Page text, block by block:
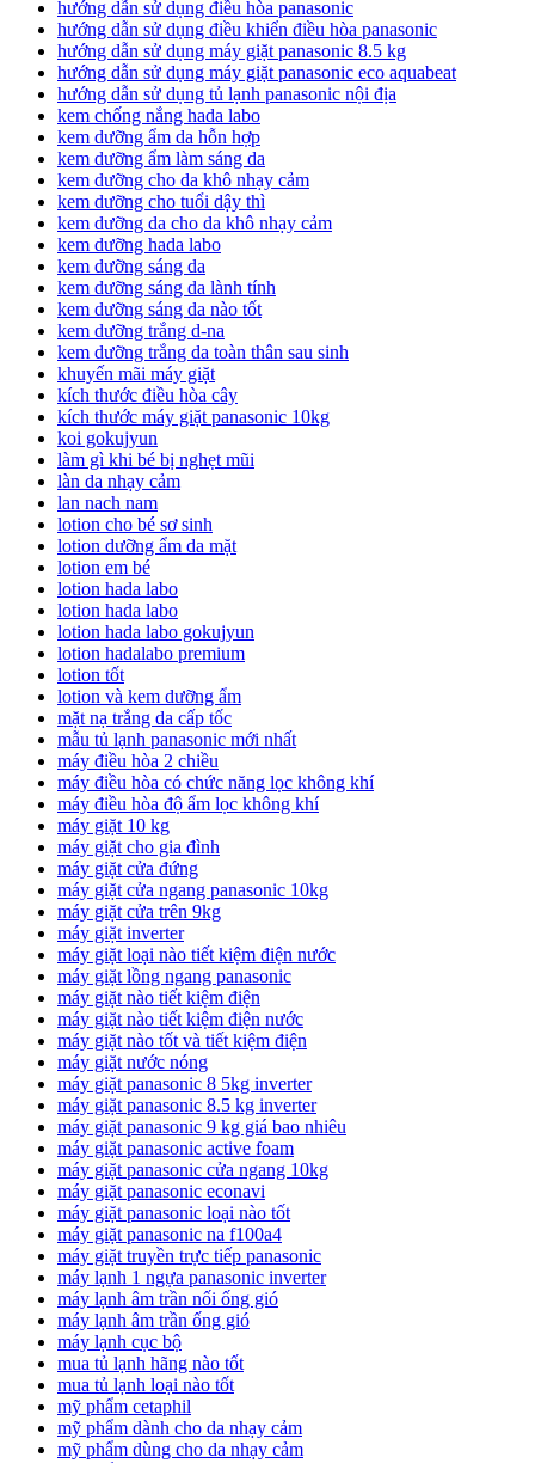
hướng dẫn sử dụng điều hòa panasonic
hướng dẫn sử dụng điều khiển điều hòa panasonic
hướng dẫn sử dụng máy giặt panasonic 8.5 kg
hướng dẫn sử dụng máy giặt panasonic eco aquabeat
hướng dẫn sử dụng tủ lạnh panasonic nội địa
kem chống nắng hada labo
kem dưỡng ẩm da hỗn hợp
kem dưỡng ẩm làm sáng da
kem dưỡng cho da khô nhạy cảm
kem dưỡng cho tuổi dậy thì
kem dưỡng da cho da khô nhạy cảm
kem dưỡng hada labo
kem dưỡng sáng da
kem dưỡng sáng da lành tính
kem dưỡng sáng da nào tốt
kem dưỡng trắng d-na
kem dưỡng trắng da toàn thân sau sinh
khuyến mãi máy giặt
kích thước điều hòa cây
kích thước máy giặt panasonic 10kg
koi gokujyun
làm gì khi bé bị nghẹt mũi
làn da nhạy cảm
lan nach nam
lotion cho bé sơ sinh
lotion dưỡng ẩm da mặt
lotion em bé
lotion hada labo
lotion hada labo
lotion hada labo gokujyun
lotion hadalabo premium
lotion tốt
lotion và kem dưỡng ẩm
mặt nạ trắng da cấp tốc
mẫu tủ lạnh panasonic mới nhất
máy điều hòa 2 chiều
máy điều hòa có chức năng lọc không khí
máy điều hòa độ ẩm lọc không khí
máy giặt 10 kg
máy giặt cho gia đình
máy giặt cửa đứng
máy giặt cửa ngang panasonic 10kg
máy giặt cửa trên 9kg
máy giặt inverter
máy giặt loại nào tiết kiệm điện nước
máy giặt lồng ngang panasonic
máy giặt nào tiết kiệm điện
máy giặt nào tiết kiệm điện nước
máy giặt nào tốt và tiết kiệm điện
máy giặt nước nóng
máy giặt panasonic 8 5kg inverter
máy giặt panasonic 8.5 kg inverter
máy giặt panasonic 9 kg giá bao nhiêu
máy giặt panasonic active foam
máy giặt panasonic cửa ngang 10kg
máy giặt panasonic econavi
máy giặt panasonic loại nào tốt
máy giặt panasonic na f100a4
máy giặt truyền trực tiếp panasonic
máy lạnh 1 ngựa panasonic inverter
máy lạnh âm trần nối ống gió
máy lạnh âm trần ống gió
máy lạnh cục bộ
mua tủ lạnh hãng nào tốt
mua tủ lạnh loại nào tốt
mỹ phẩm cetaphil
mỹ phẩm dành cho da nhạy cảm
mỹ phẩm dùng cho da nhạy cảm